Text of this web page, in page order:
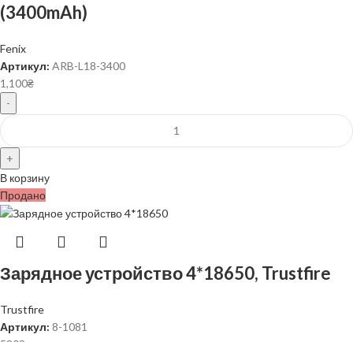
(3400mAh)
Fenix
Артикул: ARB-L18-3400
1,100₴
В корзину
Продано
Зарядное устройство 4*18650, Trustfire
Trustfire
Артикул: 8-1081